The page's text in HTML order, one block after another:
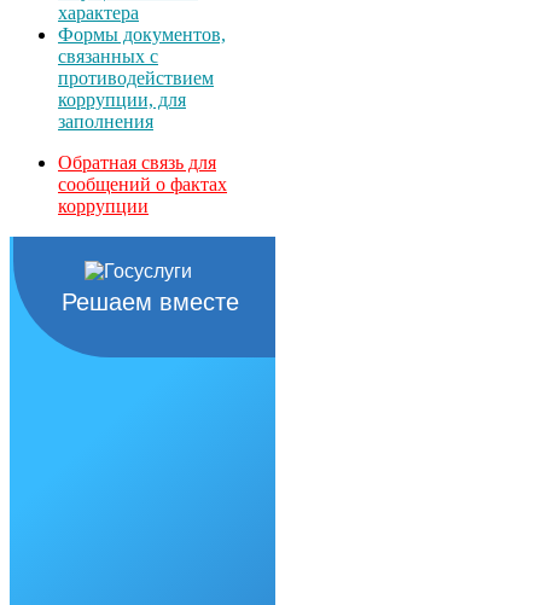
характера
Формы документов,
связанных с
противодействием
коррупции, для
заполнения
Обратная связь для
сообщений о фактах
коррупции
Решаем вместе